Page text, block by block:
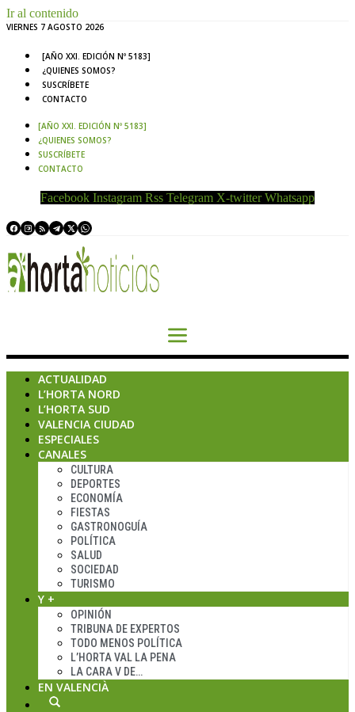
Ir al contenido
VIERNES 7 AGOSTO 2026
[AÑO XXI. EDICIÓN Nº 5183]
¿QUIENES SOMOS?
SUSCRÍBETE
CONTACTO
[AÑO XXI. EDICIÓN Nº 5183]
¿QUIENES SOMOS?
SUSCRÍBETE
CONTACTO
Facebook Instagram Rss Telegram X-twitter Whatsapp
ACTUALIDAD
L’HORTA NORD
L’HORTA SUD
VALENCIA CIUDAD
ESPECIALES
CANALES
CULTURA
DEPORTES
ECONOMÍA
FIESTAS
GASTRONOGUÍA
POLÍTICA
SALUD
SOCIEDAD
TURISMO
Y +
OPINIÓN
TRIBUNA DE EXPERTOS
TODO MENOS POLÍTICA
L’HORTA VAL LA PENA
LA CARA V DE…
EN VALENCIÀ